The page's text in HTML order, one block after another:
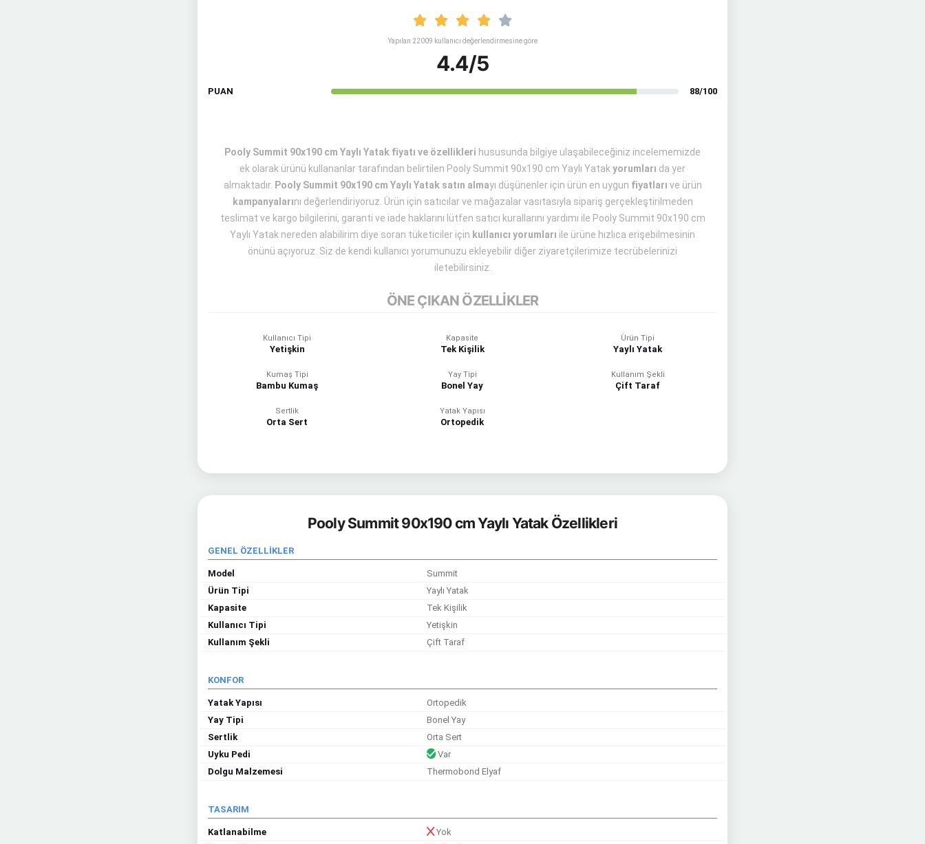
Yapılan 22009 kullanıcı değerlendirmesine göre
4.4/5
PUAN 88/100
Pooly Summit 90x190 cm Yaylı Yatak fiyatı ve özellikleri hususunda bilgiye ulaşabileceğiniz incelememizde
ek olarak ürünü kullananlar tarafından belirtilen Pooly Summit 90x190 cm Yaylı Yatak yorumları da yer
almaktadır. Pooly Summit 90x190 cm Yaylı Yatak satın almayı düşünenler için ürün en uygun fiyatları ve ürün
kampanyalarını değerlendiriyoruz. Ürün için satıcılar ve mağazalar vasıtasıyla sipariş gerçekleştirilmeden
teslimat ve kargo bilgilerini, garanti ve iade haklarını lütfen satıcı kurallarını yardımı ile Pooly Summit 90x190 cm
Yaylı Yatak nereden alabilirim diye soran tüketiciler için kullanıcı yorumları ile ürüne hızlıca erişebilmesinin
önünü açıyoruz. Siz de kendi kullanıcı yorumunuzu ekleyebilir diğer ziyaretçilerimize tecrübelerinizi
iletebilirsiniz.
ÖNE ÇIKAN ÖZELLİKLER
Kullanıcı Tipi
Yetişkin
Kapasite
Tek Kişilik
Ürün Tipi
Yaylı Yatak
Kumaş Tipi
Bambu Kumaş
Yay Tipi
Bonel Yay
Kullanım Şekli
Çift Taraf
Sertlik
Orta Sert
Yatak Yapısı
Ortopedik
Pooly Summit 90x190 cm Yaylı Yatak Özellikleri
GENEL ÖZELLİKLER
Model
Summit
Ürün Tipi
Yaylı Yatak
Kapasite
Tek Kişilik
Kullanıcı Tipi
Yetişkin
Kullanım Şekli
Çift Taraf
KONFOR
Yatak Yapısı
Ortopedik
Yay Tipi
Bonel Yay
Sertlik
Orta Sert
Uyku Pedi
Var
Dolgu Malzemesi
Thermobond Elyaf
TASARIM
Katlanabilme
Yok